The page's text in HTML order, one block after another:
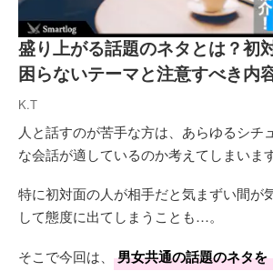
盛り上がる話題のネタとは？初
困らないテーマと注意すべき内
K.T
人と話すのが苦手な方は、あらゆるシチ
な会話が適しているのか考えてしまいま
特に初対面の人が相手だと気まずい間が
して態度に出てしまうことも…。
そこで今回は、
男女共通の話題のネタ